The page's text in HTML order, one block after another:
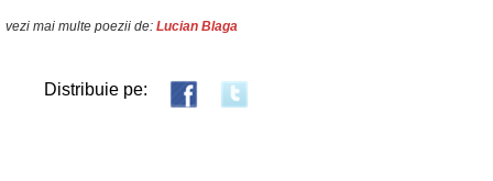
vezi mai multe poezii de: Lucian Blaga
Distribuie pe: